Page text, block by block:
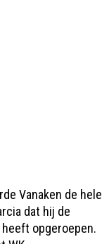
Vanaken de hele
dat hij de
opgeroepen.